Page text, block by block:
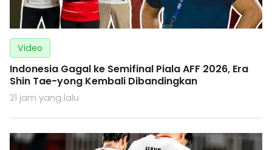
Video
Indonesia Gagal ke Semifinal Piala AFF 2026, Era
Shin Tae-yong Kembali Dibandingkan
21 jam yang lalu